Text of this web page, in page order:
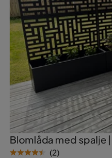
Blomlåda med spalje
(2)